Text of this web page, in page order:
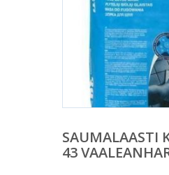
SAUMALAASTI
43